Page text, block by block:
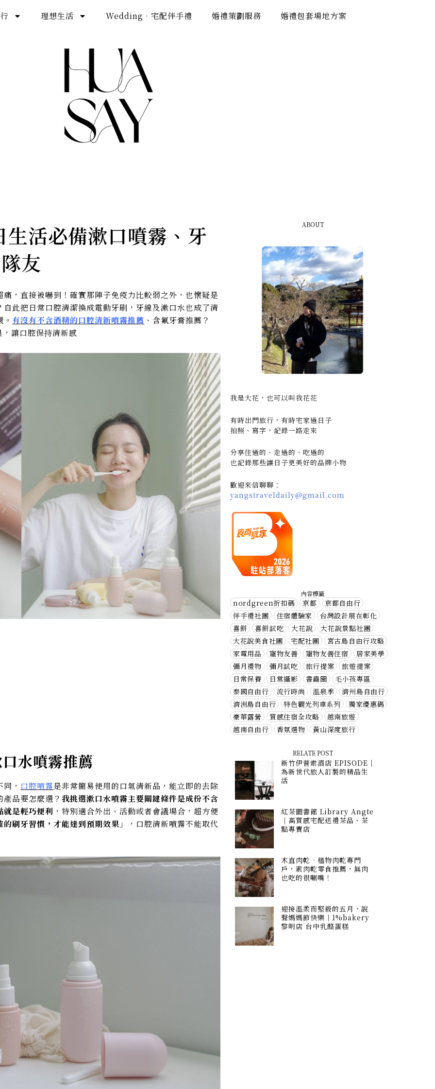
理想生活 Wedding · 宅配伴手禮 婚禮策劃服務 婚禮包套場地方案
活必備漱口噴霧、牙
友
，直接被嚇到！確實那陣子免疫力比較弱之外，也懷疑是
此把日常口腔清潔換成電動牙刷，牙線及漱口水也成了清
有沒有不含酒精的口腔清新噴霧推薦 、含氟牙膏推薦？
讓口腔保持清新感
水噴霧推薦
， 口腔噴霧是非常簡易使用的口氣清新品，能立即的去除
品要怎麼選？ 我挑選漱口水噴霧主要關鍵條件是成份不含
就是輕巧便利 ，特別適合外出、活動或者會議場合，超方便
刷牙習慣，才能達到預期效果」
，口腔清新噴霧不能取代
ABOUT
我是大花，也可以叫我花花
有時出門旅行，有時宅家過日子
拍照、寫字，記錄一路走來
分享住過的、走過的、吃過的
也記錄那些讓日子更美好的品牌小物
歡迎來信聊聊：
yangstraveldaily@gmail.com
內容標籤
nordgreen折扣碼 京都
京都自由行
伴手禮社團
住宿體驗家
台灣設計展在彰化
喜餅
喜餅試吃 大花說
大花說景點社團
大花說美食社團
宅配社團
宮古島自由行攻略
家電用品
寵物友善 寵物友善住宿
居家美學
彌月禮物
彌月試吃 旅行提案
旅遊提案
日常保養
日常攝影 書蟲圈
毛小孩專區
泰國自由行
流行時尚 溫泉季
濟州島自由行
濟洲島自由行
特色觀光列車系列
獨家優惠碼
豪華露營
質感住宿全攻略
越南旅遊
越南自由行
香氛選物 黃山深度旅行
RELATE POST
新竹伊普索酒店 EPISODE｜
為新世代旅人訂製的精品生
活
紅茶圖書館 Library Angte
｜高質感宅配送禮茶品、茶
點專賣店
木直肉乾 · 植物肉乾專門
戶，素肉乾零食推薦，無肉
也吃的很唰嘴！
迎接溫柔而堅毅的五月，說
聲媽媽節快樂｜1%bakery
黎明店 台中乳酪蛋糕